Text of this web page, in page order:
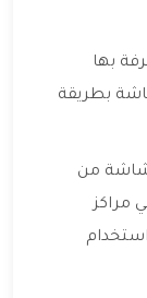
بها
بطريقة
من
مراكز